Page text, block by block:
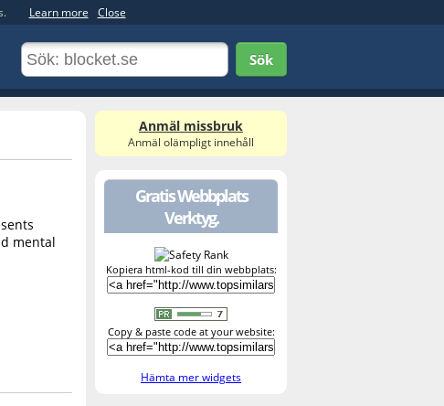
Learn more Close
Sök
mental
Anmäl missbruk
Anmäl olämpligt innehåll
Gratis Webbplats
Verktyg.
Kopiera html-kod till din webbplats:
Copy & paste code at your website:
Hämta mer widgets